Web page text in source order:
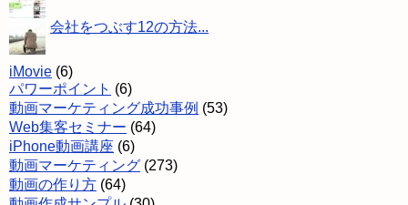
会社をつぶす12の方法...
iMovie (6)
パワーポイント (6)
動画マーケティング成功事例 (53)
Web集客セミナー (64)
iPhone動画講座 (6)
動画マーケティング (273)
動画の作り方 (64)